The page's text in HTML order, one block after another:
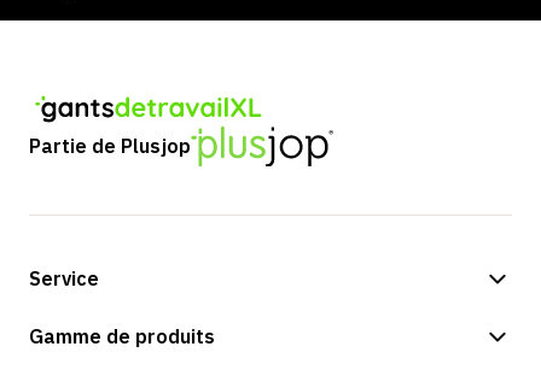
Partie de Plusjop
Service
Options de paiement
Gamme de produits